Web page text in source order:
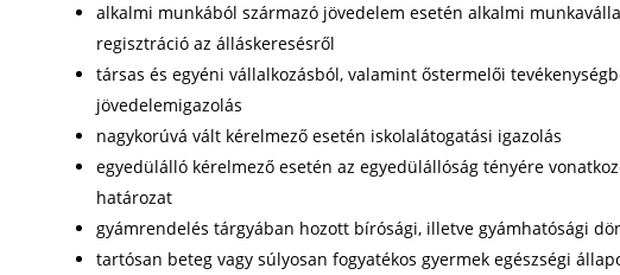
alkalmi munkából származó jövedelem esetén alkalmi
regisztráció az álláskeresésről
társas és egyéni vállalkozásból, valamint őstermelői
jövedelemigazolás
nagykorúvá vált kérelmező esetén iskolalátogatási igazolás
egyedülálló kérelmező esetén az egyedülállóság tényére
határozat
gyámrendelés tárgyában hozott bírósági, illetve gyámhatósági
tartósan beteg vagy súlyosan fogyatékos gyermek egészségi